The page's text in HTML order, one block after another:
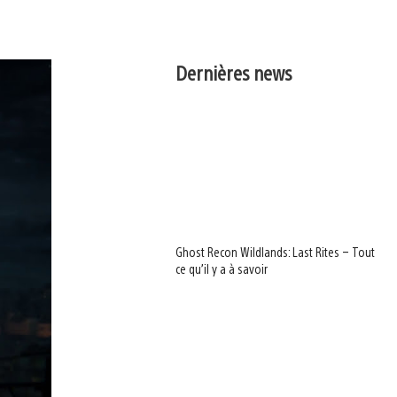
Dernières news
Ghost Recon Wildlands: Last Rites – Tout
ce qu’il y a à savoir